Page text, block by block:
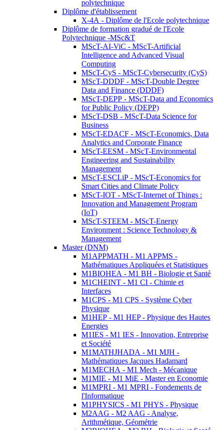
polytechnique
Diplôme d'établissement
X-4A - Diplôme de l'Ecole polytechnique
Diplôme de formation gradué de l'Ecole
Polytechnique -MSc&T
MScT-AI-ViC - MScT-Artificial
Intelligence and Advanced Visual
Computing
MScT-CyS - MScT-Cybersecurity (CyS)
MScT-DDDF - MScT-Double Degree
Data and Finance (DDDF)
MScT-DEPP - MScT-Data and Economics
for Public Policy (DEPP)
MScT-DSB - MScT-Data Science for
Business
MScT-EDACF - MScT-Economics, Data
Analytics and Corporate Finance
MScT-EESM - MScT-Environmental
Engineering and Sustainability
Management
MScT-ESCLiP - MScT-Economics for
Smart Cities and Climate Policy
MScT-IOT - MScT-Internet of Things :
Innovation and Management Program
(IoT)
MScT-STEEM - MScT-Energy
Environment : Science Technology &
Management
Master (DNM)
M1APPMATH - M1 APPMS -
Mathématiques Appliquées et Statistiques
M1BIOHEA - M1 BH - Biologie et Santé
M1CHEINT - M1 CI - Chimie et
Interfaces
M1CPS - M1 CPS - Système Cyber
Physique
M1HEP - M1 HEP - Physique des Hautes
Energies
M1IES - M1 IES - Innovation, Entreprise
et Société
M1MATHJHADA - M1 MJH -
Mathématiques Jacques Hadamard
M1MECHA - M1 Mech - Mécanique
M1MIE - M1 MiE - Master en Economie
M1MPRI - M1 MPRI - Fondements de
l'Informatique
M1PHYSICS - M1 PHYS - Physique
M2AAG - M2 AAG - Analyse,
Arithmétique, Géométrie